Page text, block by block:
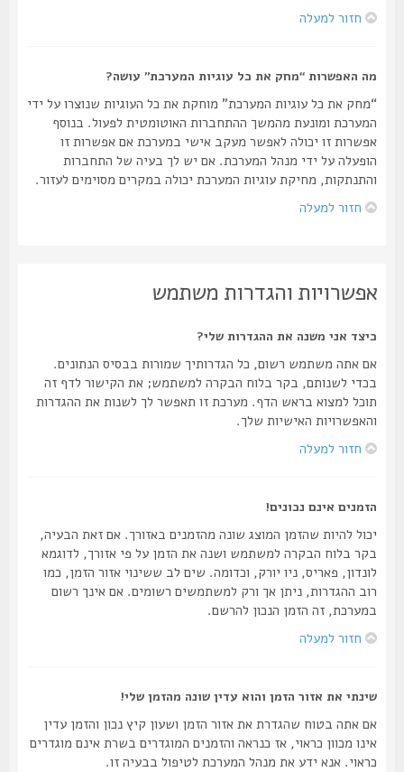
חזור למעלה
מה האפשרות “מחק את כל עוגיות המערכת” עושה?
“מחק את כל עוגיות המערכת” מוחקת את כל העוגיות שנוצרו על ידי
המערכת ומונעת מהמשך ההתחברות האוטומטית לפעול. בנוסף
אפשרות זו יכולה לאפשר מעקב אישי במערכת אם אפשרות זו
הופעלה על ידי מנהל המערכת. אם יש לך בעיה של התחברות
והתנתקות, מחיקת עוגיות המערכת יכולה במקרים מסוימים לעזור.
חזור למעלה
אפשרויות והגדרות משתמש
כיצד אני משנה את ההגדרות שלי?
אם אתה משתמש רשום, כל הגדרותיך שמורות בבסיס הנתונים.
בכדי לשנותם, בקר בלוח הבקרה למשתמש; את הקישור לדף זה
תוכל למצוא בראש הדף. מערכת זו תאפשר לך לשנות את ההגדרות
והאפשרויות האישיות שלך.
חזור למעלה
הזמנים אינם נכונים!
יכול להיות שהזמן המוצג שונה מהזמנים באזורך. אם זאת הבעיה,
בקר בלוח הבקרה למשתמש ושנה את הזמן על פי אזורך, לדוגמא
לונדון, פאריס, ניו יורק, וכדומה. שים לב ששינוי אזור הזמן, כמו
רוב ההגדרות, ניתן אך ורק למשתמשים רשומים. אם אינך רשום
במערכת, זה הזמן הנכון להרשם.
חזור למעלה
שינתי את אזור הזמן והוא עדין שונה מהזמן שלי!
אם אתה בטוח שהגדרת את אזור הזמן ושעון קיץ נכון והזמן עדין
אינו מכוון כראוי, אז כנראה והזמנים המוגדרים בשרת אינם מוגדרים
כראוי. אנא ידע את מנהל המערכת לטיפול בבעיה זו.